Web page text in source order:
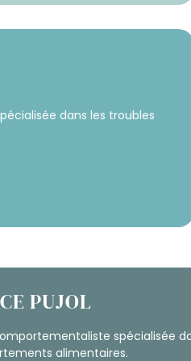
dans les troubles
PUJOL
spécialisée
alimentaires.